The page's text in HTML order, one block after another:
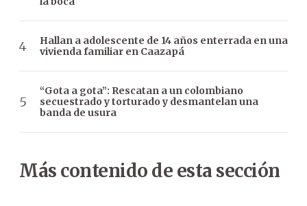
Hallan a adolescente de 14 años enterrada en una
vivienda familiar en Caazapá
“Gota a gota”: Rescatan a un colombiano
secuestrado y torturado y desmantelan una
banda de usura
Más contenido de esta sección